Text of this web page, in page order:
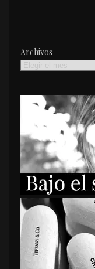
Archivos